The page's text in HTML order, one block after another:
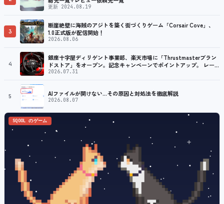
更新 2024.08.19
3
断崖絶壁に海賊のアジトを築く街づくりゲーム「Corsair Cove」、
1.0正式版が配信開始！
2026.08.06
4
銀座十字屋ディリゲント事業部、楽天市場に「Thrustmasterブラン
ドストア」をオープン。記念キャンペーンでポイントアップ。 レーシ
ング／フライトシム向けコントローラーを中心に、幅広くラインナッ
2026.07.31
5 AIファイルが開けない…その原因と対処法を徹底解説
2026.08.07
SQOOL のゲーム